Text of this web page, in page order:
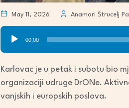
May 11, 2026 Anamari Štrucelj
Audio
Player
00:00
Karlovac je u petak i subotu bio
organizaciji udruge DrONe.
vanjskih i europskih poslova.